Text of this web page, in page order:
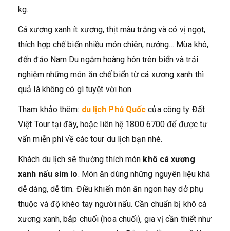
kg.
Cá xương xanh ít xương, thịt màu trắng và có vị ngọt,
thích hợp chế biến nhiều món chiên, nướng… Mùa khô,
đến đảo Nam Du ngắm hoàng hôn trên biển và trải
nghiệm những món ăn chế biến từ cá xương xanh thì
quả là không có gì tuyệt vời hơn.
Tham khảo thêm: du lịch Phú Quốc của công ty Đất
Việt Tour tại đây, hoặc liên hệ 1800 6700 để được tư
vấn miễn phí về các tour du lịch bạn nhé.
Khách du lịch sẽ thường thích món khô cá xương
xanh nấu sim lo. Món ăn dùng những nguyên liệu khá
dễ dàng, dễ tìm. Điều khiến món ăn ngon hay dở phụ
thuộc và độ khéo tay người nấu. Cần chuẩn bị khô cá
xương xanh, bắp chuối (hoa chuối), gia vị cần thiết như